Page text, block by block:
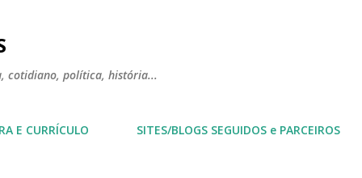
cotidiano, política, história...
E CURRÍCULO SITES/BLOGS SEGUIDOS e PARCEIROS